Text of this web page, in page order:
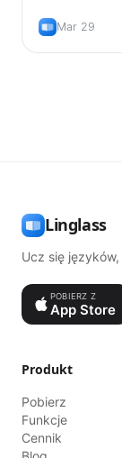
podręcznika.
Mar 29
Linglass
Ucz się
POBIERZ Z
App Store
Produkt
Pobierz
Funkcje
Cennik